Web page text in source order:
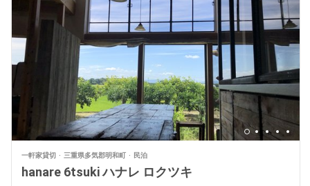
一軒家貸切 三重県多気郡明和町 民泊
hanare 6tsuki ハナレ ロクツキ